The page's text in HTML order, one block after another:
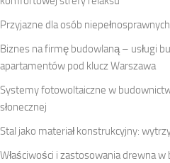
Przyjazne dla osób
Biznes na firmę budowlaną – usługi
apartamentów pod klucz Warszawa
Systemy fotowoltaiczne w
słonecznej
Stal jako materiał konstrukcyjny:
Właściwości i zastosowania drewna